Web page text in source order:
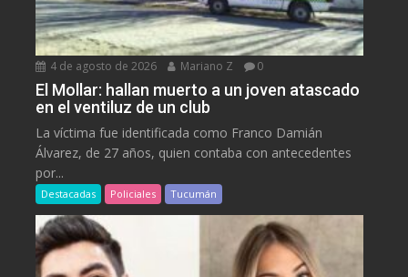
4 de agosto de 2026 Mariano Z 0
El Mollar: hallan muerto a un joven atascado
en el ventiluz de un club
La víctima fue identificada como Franco Damián
Álvarez, de 27 años, quien contaba con antecedentes
por...
Destacadas Policiales Tucumán